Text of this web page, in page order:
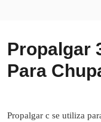
Propalgar
Para
Propalgar c se utiliza